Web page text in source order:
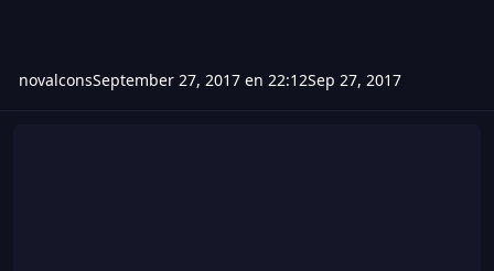
novalconsSeptember 27, 2017 en 22:12Sep 27, 2017